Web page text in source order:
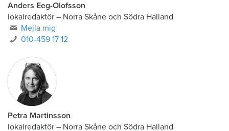
Anders Eeg-Olofsson
lokalredaktör – Norra Skåne och Södra Halland
Mejla mig
010-459 17 12
Petra Martinsson
lokalredaktör – Norra Skåne och Södra Halland